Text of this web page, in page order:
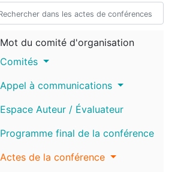
Mot du comité d'organisation
Comités
Appel à communications
Espace Auteur / Évaluateur
Programme final de la conférence
Actes de la conférence